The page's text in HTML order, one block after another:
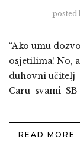
posted
“Ako umu
osjetilima! No,
duhovni učitelj
Caru svami SB
READ MORE